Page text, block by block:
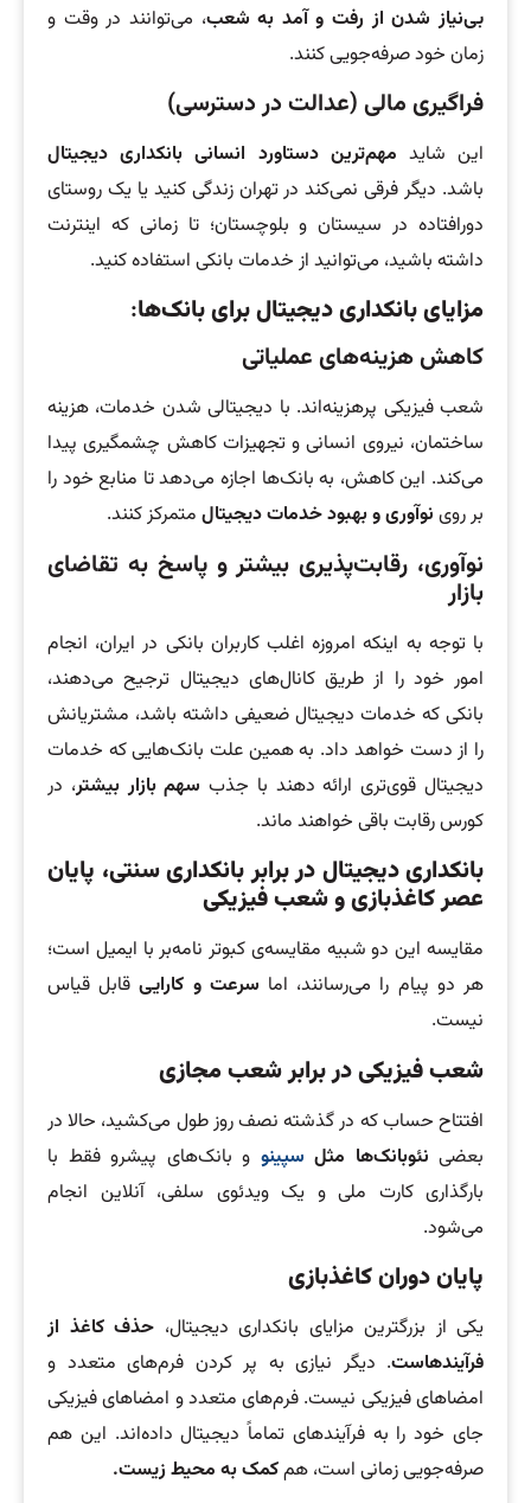
بی‌نیاز شدن از رفت و آمد به شعب، می‌توانند در وقت و
زمان خود صرفه‌جویی کنند.
فراگیری مالی (عدالت در دسترسی)
این شاید مهم‌ترین دستاورد انسانی بانکداری دیجیتال
باشد. دیگر فرقی نمی‌کند در تهران زندگی کنید یا یک روستای
دورافتاده در سیستان و بلوچستان؛ تا زمانی که اینترنت
داشته باشید، می‌توانید از خدمات بانکی استفاده کنید.
مزایای بانکداری دیجیتال برای بانک‌ها:
کاهش هزینه‌های عملیاتی
شعب فیزیکی پرهزینه‌اند. با دیجیتالی شدن خدمات، هزینه
ساختمان، نیروی انسانی و تجهیزات کاهش چشمگیری پیدا
می‌کند. این کاهش، به بانک‌ها اجازه می‌دهد تا منابع خود را
بر روی نوآوری و بهبود خدمات دیجیتال متمرکز کنند.
نوآوری، رقابت‌پذیری بیشتر و پاسخ به تقاضای
بازار
با توجه به اینکه امروزه اغلب کاربران بانکی در ایران، انجام
امور خود را از طریق کانال‌های دیجیتال ترجیح می‌دهند،
بانکی که خدمات دیجیتال ضعیفی داشته باشد، مشتریانش
را از دست خواهد داد. به همین علت بانک‌هایی که خدمات
دیجیتال قوی‌تری ارائه دهند با جذب سهم بازار بیشتر، در
کورس رقابت باقی خواهند ماند.
بانکداری دیجیتال در برابر بانکداری سنتی، پایان
عصر کاغذبازی و شعب فیزیکی
مقایسه این دو شبیه مقایسه‌ی کبوتر نامه‌بر با ایمیل است؛
هر دو پیام را می‌رسانند، اما سرعت و کاراییقابل قیاس
نیست.
شعب فیزیکی در برابر شعب مجازی
افتتاح حساب که در گذشته نصف روز طول می‌کشید، حالا در
بعضی نئوبانک‌ها مثل سپینو و بانک‌های پیشرو فقط با
بارگذاری کارت ملی و یک ویدئوی سلفی، آنلاین انجام
می‌شود.
پایان دوران کاغذبازی
یکی از بزرگترین مزایای بانکداری دیجیتال، حذف کاغذ از
فرآیندهاست. دیگر نیازی به پر کردن فرم‌های متعدد و
امضاهای فیزیکی نیست. فرم‌های متعدد و امضاهای فیزیکی
جای خود را به فرآیندهای تماماً دیجیتال داده‌اند. این هم
صرفه‌جویی زمانی است، همکمک به محیط زیست.